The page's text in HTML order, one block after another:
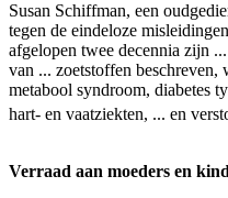
Susan Schiffman, een
tegen de eindeloze
afgelopen twee decennia zijn
van ... zoetstoffen beschreven,
metabool syndroom, diabetes
hart- en vaatziekten, ... en
Verraad aan moeders en